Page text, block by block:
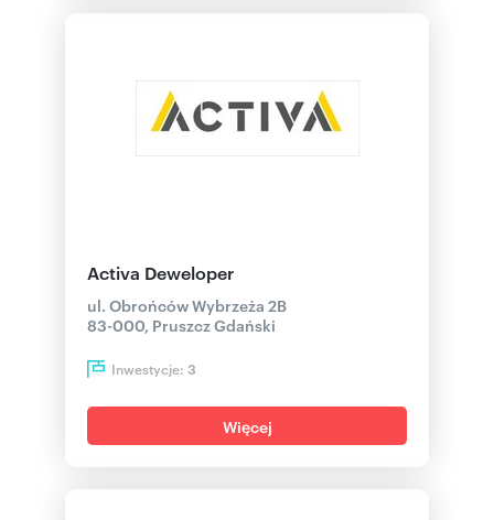
Activa Deweloper
ul. Obrońców Wybrzeża 2B
83-000, Pruszcz Gdański
Inwestycje: 3
Więcej